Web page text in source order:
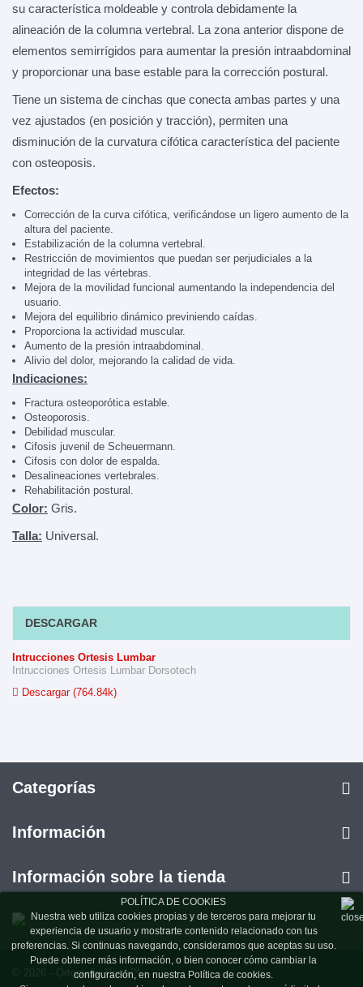
POLÍTICA DE COOKIES
Nuestra web utiliza cookies propias y de terceros para mejorar tu
experiencia de usuario y mostrarte contenido relacionado con tus
preferencias. Si continuas navegando, consideramos que aceptas su uso.
Puede obtener más información, o bien conocer cómo cambiar la
configuración, en nuestra Política de cookies.
su característica moldeable y controla debidamente la
alineación de la columna vertebral. La zona anterior dispone de
elementos semirrígidos para aumentar la presión intraabdominal
y proporcionar una base estable para la corrección postural.
Tiene un sistema de cinchas que conecta ambas partes y una
vez ajustados (en posición y tracción), permiten una
disminución de la curvatura cifótica característica del paciente
con osteoposis.
Efectos:
Corrección de la curva cifótica, verificándose un ligero aumento de la
altura del paciente.
Estabilización de la columna vertebral.
Restricción de movimientos que puedan ser perjudiciales a la
integridad de las vértebras.
Mejora de la movilidad funcional aumentando la independencia del
usuario.
Mejora del equilibrio dinámico previniendo caídas.
Proporciona la actividad muscular.
Aumento de la presión intraabdominal.
Alivio del dolor, mejorando la calidad de vida.
Indicaciones:
Fractura osteoporótica estable.
Osteoporosis.
Debilidad muscular.
Cifosis juvenil de Scheuermann.
Cifosis con dolor de espalda.
Desalineaciones vertebrales.
Rehabilitación postural.
Color: Gris.
Talla: Universal.
DESCARGAR
Intrucciones Ortesis Lumbar
Intrucciones Ortesis Lumbar Dorsotech
Descargar (764.84k)
Categorías
Información
Información sobre la tienda
© 2026 - Ortopedia Horta™